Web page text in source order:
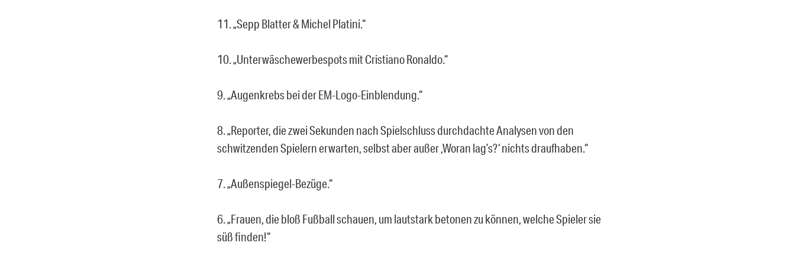
11. „Sepp Blatter & Michel Platini.“
10. „Unterwäschewerbespots mit Cristiano Ronaldo.“
9. „Augenkrebs bei der EM-Logo-Einblendung.“
8. „Reporter, die zwei Sekunden nach Spielschluss durchdachte Analysen von den
schwitzenden Spielern erwarten, selbst aber außer ,Woran lag’s?‘ nichts draufhaben.“
7. „Außenspiegel-Bezüge.“
6. „Frauen, die bloß Fußball schauen, um lautstark betonen zu können, welche Spieler sie
süß finden!“